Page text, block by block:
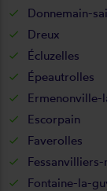
Donnemain-
Dreux
Écluzelles
Épeautrolles
Ermenonville-
Escorpain
Faverolles
Fontaine-la-